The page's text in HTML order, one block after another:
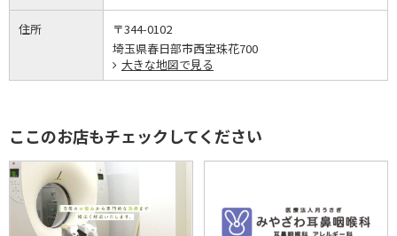
住所
〒344-0102
埼玉県春日部市西宝珠花700
大きな地図で見る
ここのお店もチェックしてください